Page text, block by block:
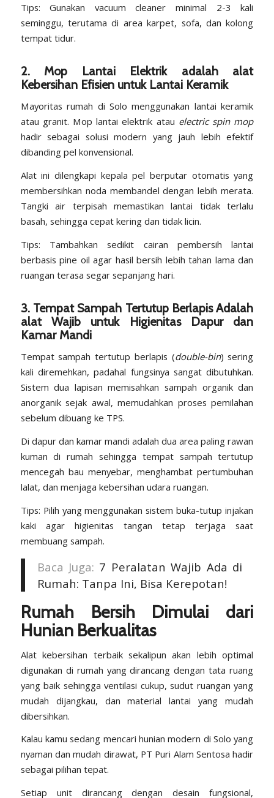
Tips: Gunakan vacuum cleaner minimal 2-3 kali
seminggu, terutama di area karpet, sofa, dan kolong
tempat tidur.
2. Mop Lantai Elektrik adalah alat
Kebersihan Efisien untuk Lantai Keramik
Mayoritas rumah di Solo menggunakan lantai keramik
atau granit. Mop lantai elektrik atau electric spin mop
hadir sebagai solusi modern yang jauh lebih efektif
dibanding pel konvensional.
Alat ini dilengkapi kepala pel berputar otomatis yang
membersihkan noda membandel dengan lebih merata.
Tangki air terpisah memastikan lantai tidak terlalu
basah, sehingga cepat kering dan tidak licin.
Tips: Tambahkan sedikit cairan pembersih lantai
berbasis pine oil agar hasil bersih lebih tahan lama dan
ruangan terasa segar sepanjang hari.
3. Tempat Sampah Tertutup Berlapis Adalah
alat Wajib untuk Higienitas Dapur dan
Kamar Mandi
Tempat sampah tertutup berlapis (double-bin) sering
kali diremehkan, padahal fungsinya sangat dibutuhkan.
Sistem dua lapisan memisahkan sampah organik dan
anorganik sejak awal, memudahkan proses pemilahan
sebelum dibuang ke TPS.
Di dapur dan kamar mandi adalah dua area paling rawan
kuman di rumah sehingga tempat sampah tertutup
mencegah bau menyebar, menghambat pertumbuhan
lalat, dan menjaga kebersihan udara ruangan.
Tips: Pilih yang menggunakan sistem buka-tutup injakan
kaki agar higienitas tangan tetap terjaga saat
membuang sampah.
Baca Juga: 7 Peralatan Wajib Ada di
Rumah: Tanpa Ini, Bisa Kerepotan!
Rumah Bersih Dimulai dari
Hunian Berkualitas
Alat kebersihan terbaik sekalipun akan lebih optimal
digunakan di rumah yang dirancang dengan tata ruang
yang baik sehingga ventilasi cukup, sudut ruangan yang
mudah dijangkau, dan material lantai yang mudah
dibersihkan.
Kalau kamu sedang mencari hunian modern di Solo yang
nyaman dan mudah dirawat, PT Puri Alam Sentosa hadir
sebagai pilihan tepat.
Setiap unit dirancang dengan desain fungsional,